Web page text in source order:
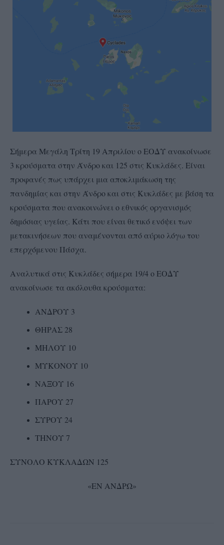
Σήμερα Μεγάλη Τρίτη 19 Απριλίου ο ΕΟΔΥ ανακοίνωσε
3 κρούσματα στην Άνδρο και 125 στις Κυκλάδες. Είναι
προφανές πως υπάρχει μια αποκλιμάκωση της
πανδημίας και στην Άνδρο και στις Κυκλάδες με βάση τα
κρούσματα που ανακοινώνει ο εθνικός οργανισμός
δημόσιας υγείας. Κάτι που είναι θετικό ενόψει των
μετακινήσεων που αναμένονται από αύριο λόγω του
επερχόμενου Πάσχα.
Αναλυτικά στις Κυκλάδες σήμερα 19/4 ο ΕΟΔΥ
ανακοίνωσε τα ακόλουθα κρούσματα:
ΑΝΔΡΟΥ 3
ΘΗΡΑΣ 28
ΜΗΛΟΥ 10
ΜΥΚΟΝΟΥ 10
ΝΑΞΟΥ 16
ΠΑΡΟΥ 27
ΣΥΡΟΥ 24
ΤΗΝΟΥ 7
ΣΥΝΟΛΟ ΚΥΚΛΑΔΩΝ 125
«ΕΝ ΑΝΔΡΩ»